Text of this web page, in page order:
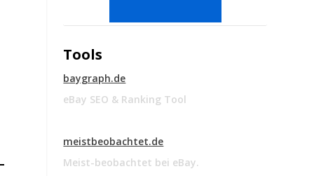
Tools
baygraph.de
eBay SEO & Ranking Tool
meistbeobachtet.de
Meist-beobachtet bei eBay.